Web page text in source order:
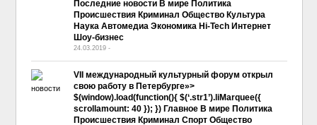
Последние новости В мире Политика
Происшествия Криминал Общество Культура
Наука Автомедиа Экономика Hi-Tech Интернет
Шоу-бизнес
24.03.2019 -
VII международный культурный форум открыл
свою работу в Петербурге»>
$(window).load(function(){ $(‘.str1’).liMarquee({
scrollamount: 40 }); }) Главное В мире Политика
Происшествия Криминал Спорт Общество